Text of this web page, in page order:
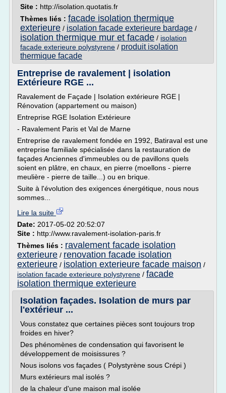
Site : http://isolation.quotatis.fr
Thèmes liés : facade isolation thermique
exterieure / isolation facade exterieure bardage /
isolation thermique mur et facade / isolation
facade exterieure polystyrene / produit isolation
thermique facade
Entreprise de ravalement | isolation
Extérieure RGE ...
Ravalement de Façade | Isolation extérieure RGE |
Rénovation (appartement ou maison)
Entreprise RGE Isolation Extérieure
- Ravalement Paris et Val de Marne
Entreprise de ravalement fondée en 1992, Batiraval est une
entreprise familiale spécialisée dans la restauration de
façades Anciennes d'immeubles ou de pavillons quels
soient en plâtre, en chaux, en pierre (moellons - pierre
meulière - pierre de taille...) ou en brique.
Suite à l'évolution des exigences énergétique, nous nous
sommes...
Lire la suite
Date: 2017-05-02 20:52:07
Site : http://www.ravalement-isolation-paris.fr
Thèmes liés : ravalement facade isolation
exterieure / renovation facade isolation
exterieure / isolation exterieure facade maison /
isolation facade exterieure polystyrene / facade
isolation thermique exterieure
Isolation façades. Isolation de murs par
l'extérieur ...
Vous constatez que certaines pièces sont toujours trop
froides en hiver?
Des phénomènes de condensation qui favorisent le
développement de moisissures ?
Nous isolons vos façades ( Polystyrène sous Crépi )
Murs extérieurs mal isolés ?
de la chaleur d'une maison mal isolée